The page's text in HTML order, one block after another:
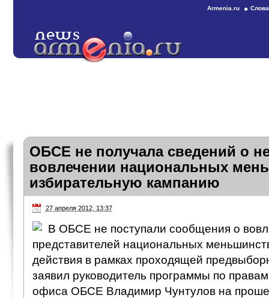
Armenia.ru
ОБСЕ не получала сведений о
вовлечении национальных
избирательную кампанию
27 апреля 2012, 13:37
В ОБСЕ не поступали сообщения о
представителей национальных
действия в рамках проходящей
заявил руководитель программы по
офиса ОБСЕ Владимир Чунтулов на